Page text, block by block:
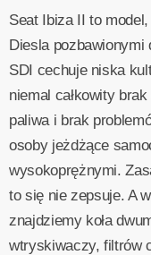
Seat Ibiza II to
Diesla pozbawionymi
SDI cechuje niska
niemal całkowity
paliwa i brak
osoby jeżdżące
wysokoprężnymi.
to się nie zepsuje. A
znajdziemy koła
wtryskiwaczy, filtrów